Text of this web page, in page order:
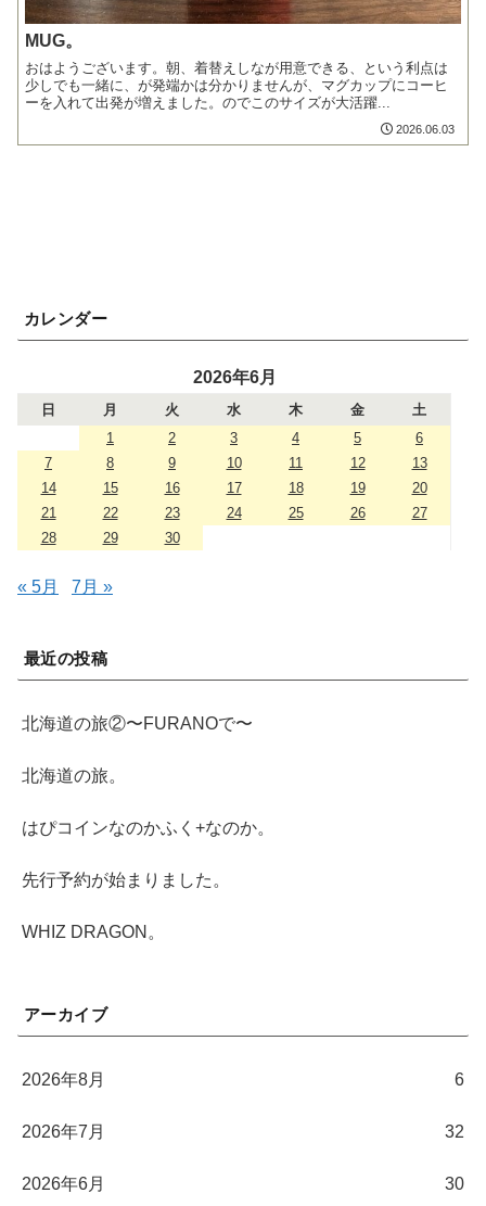
MUG。
おはようございます。朝、着替えしなが用意できる、という利点は
少しでも一緒に、が発端かは分かりませんが、マグカップにコーヒ
ーを入れて出発が増えました。のでこのサイズが大活躍...
2026.06.03
カレンダー
2026年6月
日 月 火 水 木 金
土
1
2 3 4 5
6
7
8 9 10 11 12
13
14
15 16 17 18 19
20
21
22 23 24 25 26
27
28
29 30
« 5月 7月 »
最近の投稿
北海道の旅②〜FURANOで〜
北海道の旅。
はぴコインなのかふく+なのか。
先行予約が始まりました。
WHIZ DRAGON。
アーカイブ
2026年8月 6
2026年7月 32
2026年6月 30